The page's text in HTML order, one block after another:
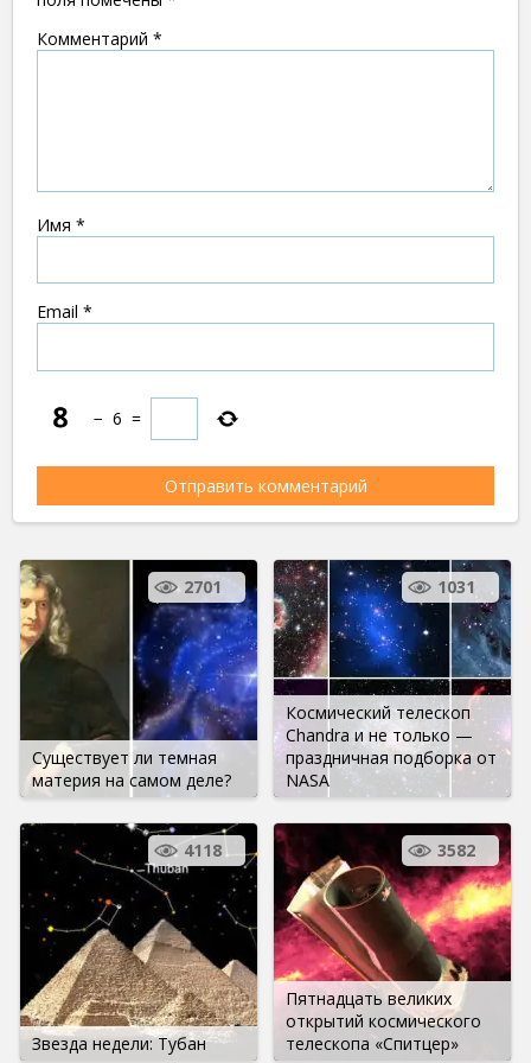
Комментарий *
Имя *
Email *
− 6 =
Существует ли темная
материя на самом деле?
2701
Космический телескоп
Chandra и не только —
праздничная подборка от
NASA
1031
Звезда недели: Тубан
4118
Пятнадцать великих
открытий космического
телескопа «Спитцер»
3582